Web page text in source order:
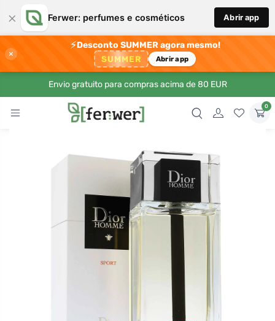
× Ferwer: perfumes e cosméticos Abrir app
×
⚡Desconto SUMMER agora mesmo!
SUMMER Abrir app
Envio gratuito para compras acima de 80 EUR
0